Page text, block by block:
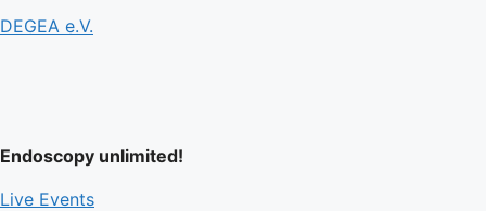
DEGEA e.V.
Endoscopy unlimited!
Live Events